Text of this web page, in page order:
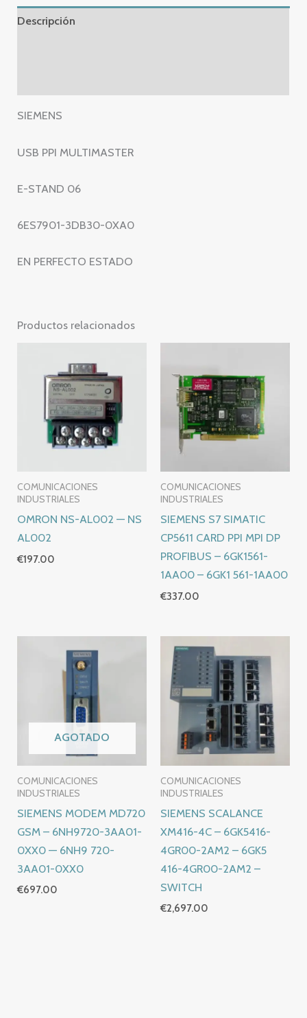
–
–
6ES7
3DB30-
cantidad
Descripción
SIEMENS
USB PPI MULTIMASTER
E-STAND 06
6ES7901-3DB30-0XA0
EN PERFECTO ESTADO
Productos relacionados
COMUNICACIONES
INDUSTRIALES
OMRON NS-AL002 — NS
AL002
€197.00
COMUNICACIONES
INDUSTRIALES
SIEMENS S7 SIMATIC
CP5611 CARD PPI MPI DP
PROFIBUS – 6GK1561-
1AA00 – 6GK1 561-1AA00
€337.00
AGOTADO
COMUNICACIONES
INDUSTRIALES
SIEMENS MODEM MD720
GSM – 6NH9720-3AA01-
0XX0 — 6NH9 720-
3AA01-0XX0
€697.00
COMUNICACIONES
INDUSTRIALES
SIEMENS SCALANCE
XM416-4C – 6GK5416-
4GR00-2AM2 – 6GK5
416-4GR00-2AM2 –
SWITCH
€2,697.00